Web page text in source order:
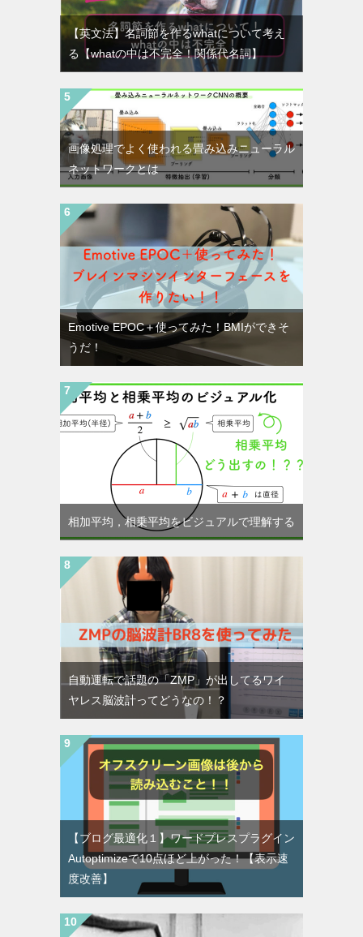
【英文法】名詞節を作るwhatについて考え
る【whatの中は不完全！関係代名詞】
画像処理でよく使われる畳み込みニューラル
ネットワークとは
Emotive EPOC＋使ってみた！BMIができそ
うだ！
相加平均，相乗平均をビジュアルで理解する
自動運転で話題の「ZMP」が出してるワイ
ヤレス脳波計ってどうなの！？
【ブログ最適化１】ワードプレスプラグイン
Autoptimizeで10点ほど上がった！【表示速
度改善】